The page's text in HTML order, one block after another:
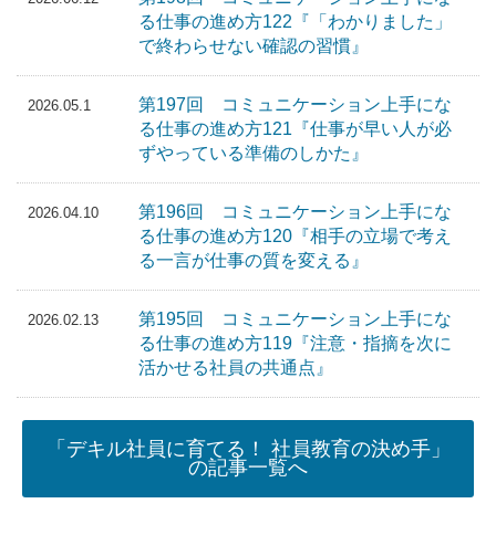
る仕事の進め方122『「わかりました」
で終わらせない確認の習慣』
2026.05.1
第197回 コミュニケーション上手にな
る仕事の進め方121『仕事が早い人が必
ずやっている準備のしかた』
2026.04.10
第196回 コミュニケーション上手にな
る仕事の進め方120『相手の立場で考え
る一言が仕事の質を変える』
2026.02.13
第195回 コミュニケーション上手にな
る仕事の進め方119『注意・指摘を次に
活かせる社員の共通点』
「デキル社員に育てる！ 社員教育の決め手」
の記事一覧へ